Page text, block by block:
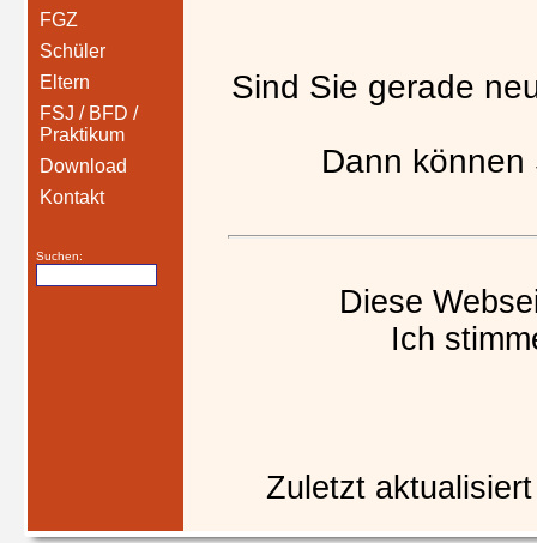
FGZ
Schüler
Eltern
FSJ / BFD /
Praktikum
Download
Kontakt
Suchen:
Sind Sie gerade
Dann können
Diese
Ich
Zuletzt